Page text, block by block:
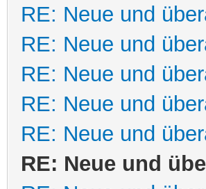
RE: Neue und
RE: Neue und
RE: Neue und
RE: Neue und
RE: Neue und
RE: Neue und